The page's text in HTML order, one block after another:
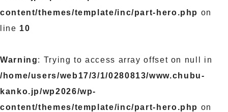
content/themes/template/inc/part-hero.php on
line 10
Warning: Trying to access array offset on null in
/home/users/web17/3/1/0280813/www.chubu-
kanko.jp/wp2026/wp-
content/themes/template/inc/part-hero.php on